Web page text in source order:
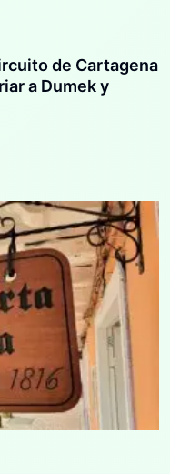
de Cartagena
a Dumek y